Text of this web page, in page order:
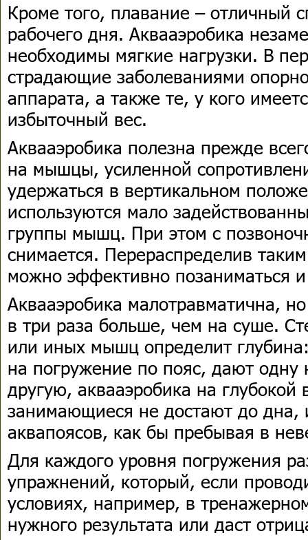
Кроме того, плавание – отличный
рабочего дня. Аквааэробика
необходимы мягкие нагрузки. В
страдающие заболеваниями
аппарата, а также те, у кого
избыточный вес.
Аквааэробика полезна прежде
на мышцы, усиленной
удержаться в вертикальном
используются мало
группы мышц. При этом с
снимается. Перераспределив
можно эффективно позаниматься
Аквааэробика малотравматична,
в три раза больше, чем на суше.
или иных мышц определит
на погружение по пояс, дают одну
другую, аквааэробика на глубокой
занимающиеся не достают до дна,
аквапоясов, как бы пребывая в
Для каждого уровня погружения
упражнений, который, если
условиях, например, в
нужного результата или даст